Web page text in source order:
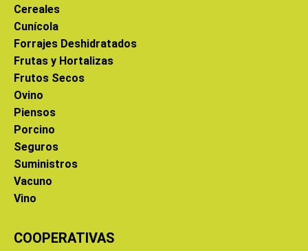
Cereales
Cunícola
Forrajes Deshidratados
Frutas y Hortalizas
Frutos Secos
Ovino
Piensos
Porcino
Seguros
Suministros
Vacuno
Vino
COOPERATIVAS